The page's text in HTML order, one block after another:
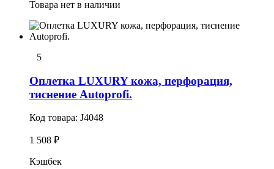
Товара нет в наличии
5
Оплетка LUXURY кожа, перфорация,
тиснение Autoprofi.
Код товара: J4048
1 508 ₽
Кэшбек